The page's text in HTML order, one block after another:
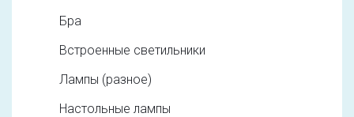
Бра
Встроенные светильники
Лампы (разное)
Настольные лампы